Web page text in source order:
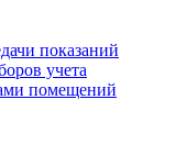
показаний
учета
помещений